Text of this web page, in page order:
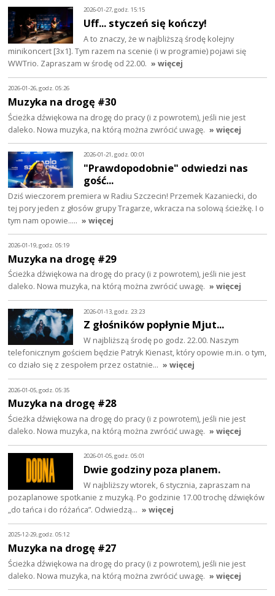
2026-01-27, godz. 15:15
Uff... styczeń się kończy!
A to znaczy, że w najbliższą środę kolejny
minikoncert [3x1]. Tym razem na scenie (i w programie) pojawi się
WWTrio. Zapraszam w środę od 22.00. » więcej
2026-01-26, godz. 05:26
Muzyka na drogę #30
Ścieżka dźwiękowa na drogę do pracy (i z powrotem), jeśli nie jest
daleko. Nowa muzyka, na którą można zwrócić uwagę. » więcej
2026-01-21, godz. 00:01
"Prawdopodobnie" odwiedzi nas
gość...
Dziś wieczorem premiera w Radiu Szczecin! Przemek Kazaniecki, do
tej pory jeden z głosów grupy Tragarze, wkracza na solową ścieżkę. I o
tym nam opowie..… » więcej
2026-01-19, godz. 05:19
Muzyka na drogę #29
Ścieżka dźwiękowa na drogę do pracy (i z powrotem), jeśli nie jest
daleko. Nowa muzyka, na którą można zwrócić uwagę. » więcej
2026-01-13, godz. 23:23
Z głośników popłynie Mjut...
W najbliższą środę po godz. 22.00. Naszym
telefonicznym gościem będzie Patryk Kienast, który opowie m.in. o tym,
co działo się z zespołem przez ostatnie… » więcej
2026-01-05, godz. 05:35
Muzyka na drogę #28
Ścieżka dźwiękowa na drogę do pracy (i z powrotem), jeśli nie jest
daleko. Nowa muzyka, na którą można zwrócić uwagę. » więcej
2026-01-05, godz. 05:01
Dwie godziny poza planem.
W najbliższy wtorek, 6 stycznia, zapraszam na
pozaplanowe spotkanie z muzyką. Po godzinie 17.00 trochę dźwięków
„do tańca i do różańca”. Odwiedzą… » więcej
2025-12-29, godz. 05:12
Muzyka na drogę #27
Ścieżka dźwiękowa na drogę do pracy (i z powrotem), jeśli nie jest
daleko. Nowa muzyka, na którą można zwrócić uwagę. » więcej